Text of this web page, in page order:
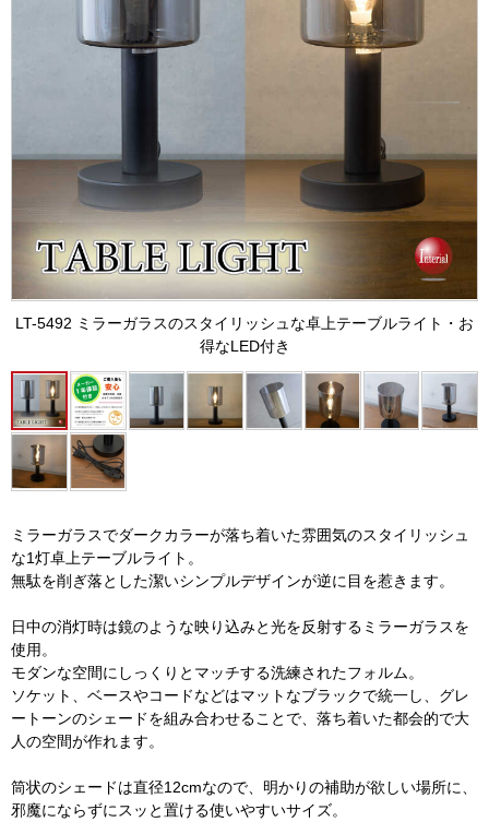
LT-5492 ミラーガラスのスタイリッシュな卓上テーブルライト・お
得なLED付き
ミラーガラスでダークカラーが落ち着いた雰囲気のスタイリッシュ
な1灯卓上テーブルライト。
無駄を削ぎ落とした潔いシンプルデザインが逆に目を惹きます。
日中の消灯時は鏡のような映り込みと光を反射するミラーガラスを
使用。
モダンな空間にしっくりとマッチする洗練されたフォルム。
ソケット、ベースやコードなどはマットなブラックで統一し、グレ
ートーンのシェードを組み合わせることで、落ち着いた都会的で大
人の空間が作れます。
筒状のシェードは直径12cmなので、明かりの補助が欲しい場所に、
邪魔にならずにスッと置ける使いやすいサイズ。